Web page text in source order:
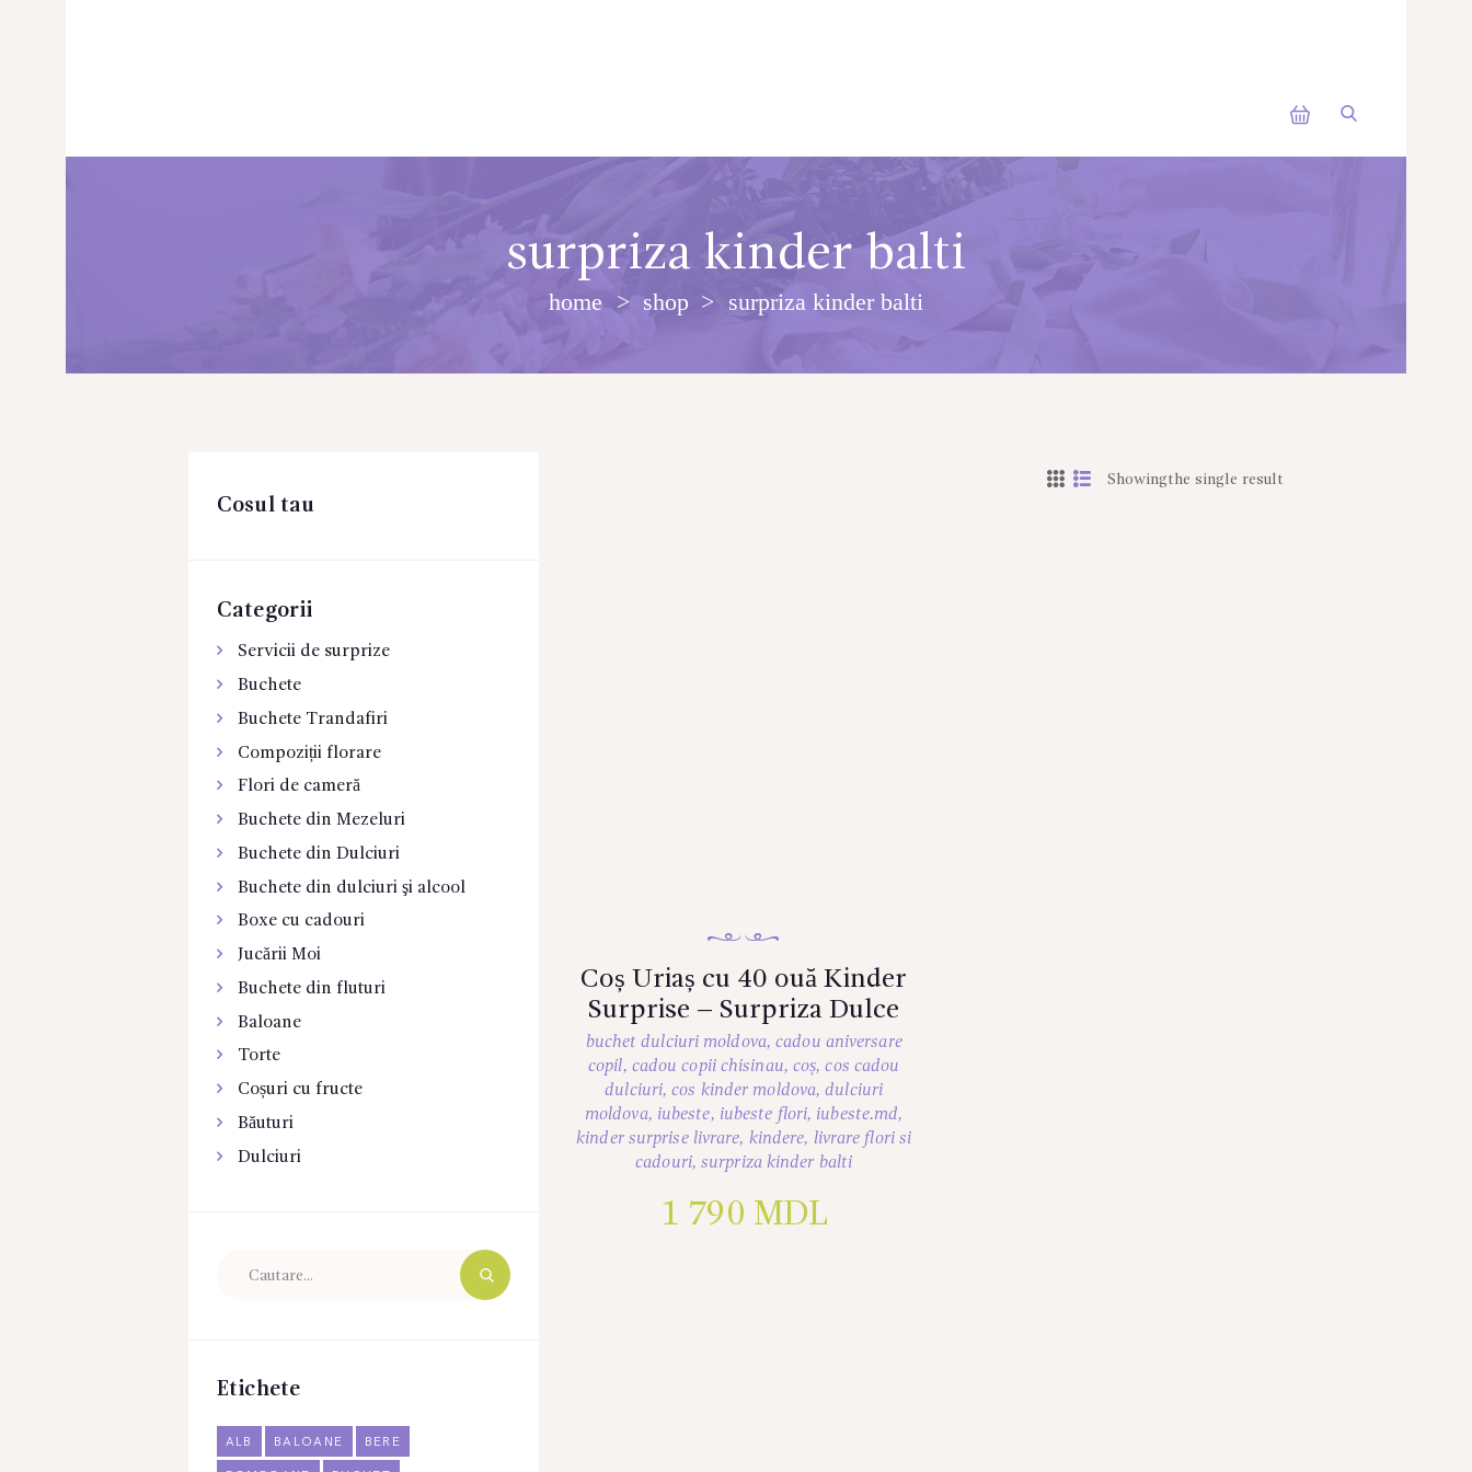
surpriza kinder balti
home shop surpriza kinder balti
Showingthe single result
Coș Uriaș cu 40 ouă Kinder
Surprise – Surpriza Dulce
buchet dulciuri moldova,cadou aniversare
copil, cadou copii chisinau, coș,cos cadou
dulciuri,cos kinder moldova,dulciuri
moldova, iubeste, iubeste flori, iubeste.md,
kinder surprise livrare, kindere, livrare flori si
cadouri,surpriza kinder balti
1 790 MDL
Cosul tau
Categorii
Servicii de surprize
Buchete
Buchete Trandafiri
Compoziții florare
Flori de cameră
Buchete din Mezeluri
Buchete din Dulciuri
Buchete din dulciuri şi alcool
Boxe cu cadouri
Jucării Moi
Buchete din fluturi
Baloane
Torte
Coșuri cu fructe
Băuturi
Dulciuri
Etichete
ALB BALOANE BERE